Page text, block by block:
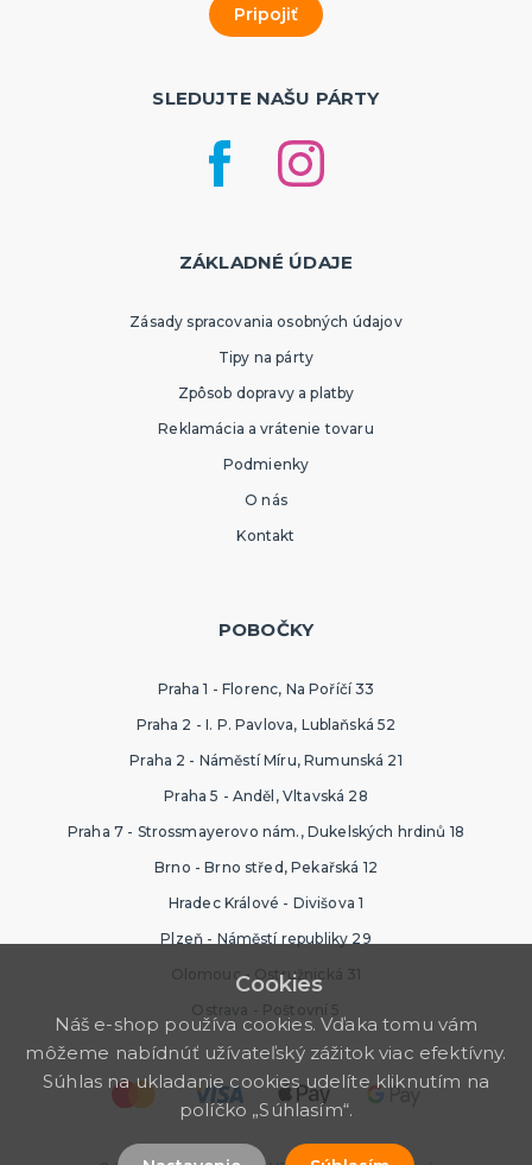
SLEDUJTE NAŠU PÁRTY
ZÁKLADNÉ ÚDAJE
Zásady spracovania osobných údajov
Tipy na párty
Zpôsob dopravy a platby
Reklamácia a vrátenie tovaru
Podmienky
O nás
Kontakt
POBOČKY
Praha 1 - Florenc, Na Poříčí 33
Praha 2 - I. P. Pavlova, Lublaňská 52
Praha 2 - Náměstí Míru, Rumunská 21
Praha 5 - Anděl, Vltavská 28
Praha 7 - Strossmayerovo nám., Dukelských hrdinů 18
Brno - Brno střed, Pekařská 12
Hradec Králové - Divišova 1
Plzeň - Náměstí republiky 29
Olomouc - Ostružnická 31
Ostrava - Poštovní 5
Cookies
Náš e-shop používa cookies. Vďaka tomu vám
môžeme nabídnúť užívateľský zážitok viac efektívny.
Súhlas na ukladanie cookies udelíte kliknutím na
políčko „Súhlasím“.